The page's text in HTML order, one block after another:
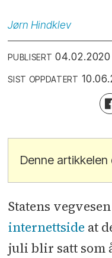
Jørn Hindklev
PUBLISERT
SIST OPPDATERT
Denne artikkelen
Statens
internettside at
juli blir satt som